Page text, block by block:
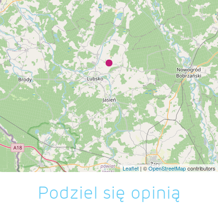
Leaflet| ©OpenStreetMapcontributors
Podziel się opinią